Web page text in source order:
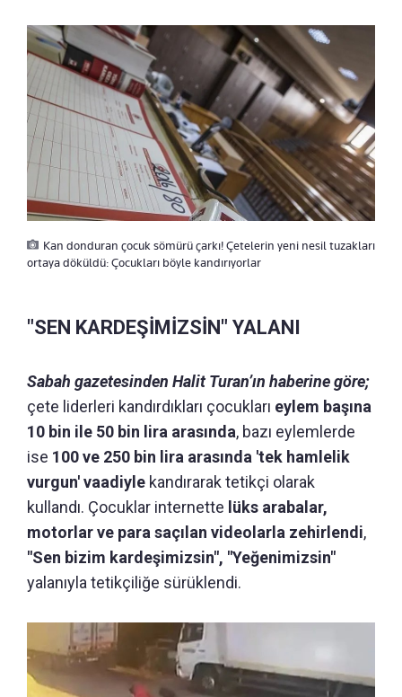
Kan donduran çocuk sömürü çarkı! Çetelerin yeni nesil tuzakları
ortaya döküldü: Çocukları böyle kandırıyorlar
"SEN KARDEŞİMİZSİN" YALANI
Sabah gazetesinden Halit Turan’ın haberine göre;
çete liderleri kandırdıkları çocukları eylem başına
10 bin ile 50 bin lira arasında, bazı eylemlerde
ise 100 ve 250 bin lira arasında 'tek hamlelik
vurgun' vaadiyle kandırarak tetikçi olarak
kullandı. Çocuklar internette lüks arabalar,
motorlar ve para saçılan videolarla zehirlendi,
"Sen bizim kardeşimizsin", "Yeğenimizsin"
yalanıyla tetikçiliğe sürüklendi.